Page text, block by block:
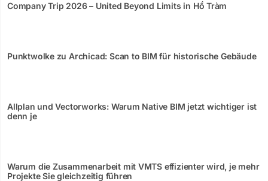
Company Trip 2026 – United Beyond Limits in Hồ Tràm
Punktwolke zu Archicad: Scan to BIM für historische Gebäude
Allplan und Vectorworks: Warum Native BIM jetzt wichtiger ist
denn je
Warum die Zusammenarbeit mit VMTS effizienter wird, je mehr
Projekte Sie gleichzeitig führen